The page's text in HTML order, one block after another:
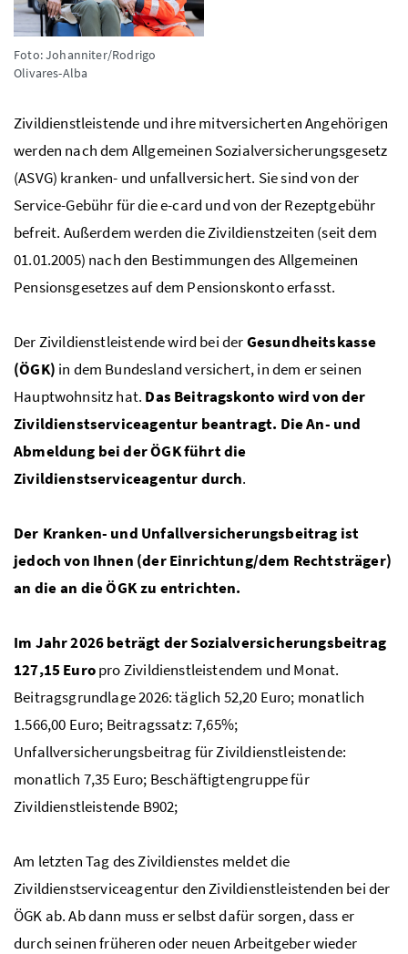
Foto: Johanniter/Rodrigo
Olivares-Alba
Zivildienstleistende und ihre mitversicherten Angehörigen
werden nach dem Allgemeinen Sozialversicherungsgesetz
(ASVG) kranken- und unfallversichert. Sie sind von der
Service-Gebühr für die e-card und von der Rezeptgebühr
befreit. Außerdem werden die Zivildienstzeiten (seit dem
01.01.2005) nach den Bestimmungen des Allgemeinen
Pensionsgesetzes auf dem Pensionskontoerfasst.
Der Zivildienstleistende wird bei derGesundheitskasse
(ÖGK) in dem Bundesland versichert, in dem er seinen
Hauptwohnsitz hat. Das Beitragskonto wird von der
Zivildienstserviceagentur beantragt. Die An- und
Abmeldung bei derÖGKführt die
Zivildienstserviceagentur durch.
Der Kranken- und Unfallversicherungsbeitrag ist
jedoch von Ihnen (der Einrichtung/dem Rechtsträger)
an die an dieÖGKzu entrichten.
Im Jahr 2026 beträgt der Sozialversicherungsbeitrag
127,15 Europro Zivildienstleistendem und Monat.
Beitragsgrundlage 2026: täglich 52,20 Euro; monatlich
1.566,00 Euro; Beitragssatz: 7,65%;
Unfallversicherungsbeitrag für Zivildienstleistende:
monatlich 7,35 Euro; Beschäftigtengruppe für
Zivildienstleistende B902;
Am letzten Tag des Zivildienstes meldet die
Zivildienstserviceagentur den Zivildienstleistenden bei der
ÖGK ab. Ab dann muss er selbst dafür sorgen, dass er
durch seinen früheren oder neuen Arbeitgeber wieder